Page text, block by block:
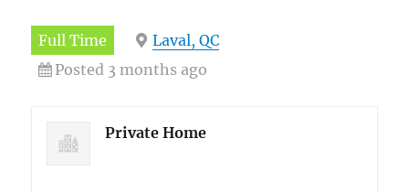
Full Time
Laval, QC
Posted 3 months ago
Private Home